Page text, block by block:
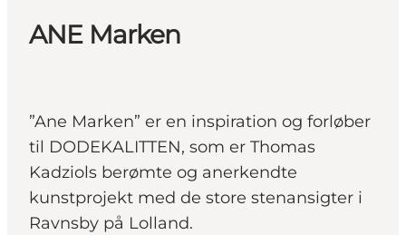
ANE Marken
”Ane Marken” er en inspiration og forløber
til DODEKALITTEN, som er Thomas
Kadziols berømte og anerkendte
kunstprojekt med de store stenansigter i
Ravnsby på Lolland.